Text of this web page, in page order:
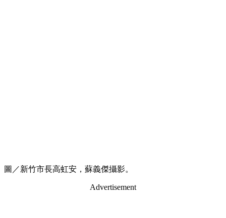
圖／新竹市長高虹安，蘇義傑攝影。
Advertisement